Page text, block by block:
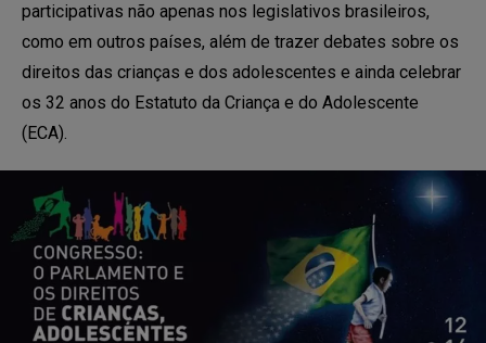
participativas não apenas nos legislativos brasileiros,
como em outros países, além de trazer debates sobre os
direitos das crianças e dos adolescentes e ainda celebrar
os 32 anos do Estatuto da Criança e do Adolescente
(ECA).
Voltar